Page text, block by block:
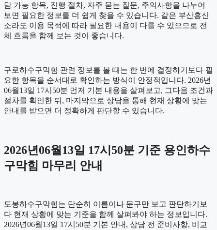
담 가능 항목, 진행 절차, 자주 묻는 질문, 주의사항을 나누어
보면 필요한 정보를 더 쉽게 찾을 수 있습니다. 같은 부산흥신
소라도 이용 목적에 따라 필요한 내용이 다를 수 있으므로 전
체 흐름을 함께 보는 것이 좋습니다.
구로하수구막힘 관련 정보를 볼 때는 한 번에 결정하기보다 필
요한 항목을 순서대로 확인하는 방식이 안정적입니다. 2026년
06월13일 17시50분 먼저 기본 내용을 살펴보고, 그다음 조건과
절차를 확인한 뒤, 마지막으로 상담을 통해 현재 상황에 맞는
안내를 받으면 더 정확하게 판단할 수 있습니다.
2026년06월13일 17시50분 기준 용인하수
구막힘 마무리 안내
도봉하수구막힘는 단순히 이름이나 문구만 보고 판단하기보
다 현재 상황에 맞는 기준을 함께 살펴봐야 하는 정보입니다.
2026년06월13일 17시50분 기본 안내, 상담 전 준비사항, 비교